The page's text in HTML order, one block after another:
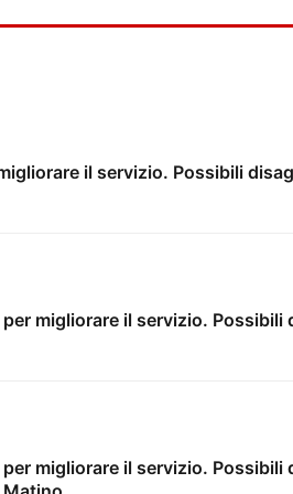
il servizio. Possibili
migliorare il servizio.
migliorare il servizio. Possibili